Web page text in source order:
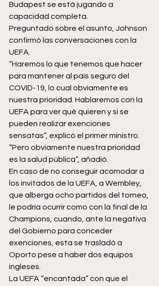
Budapest se está jugando a
capacidad completa.
Preguntado sobre el asunto, Johnson
confirmó las conversaciones con la
UEFA.
“Haremos lo que tenemos que hacer
para mantener al país seguro del
COVID-19, lo cual obviamente es
nuestra prioridad. Hablaremos con la
UEFA para ver qué quieren y si se
pueden realizar exenciones
sensatas”, explicó el primer ministro.
“Pero obviamente nuestra prioridad
es la salud pública”, añadió.
En caso de no conseguir acomodar a
los invitados de la UEFA, a Wembley,
que alberga ocho partidos del torneo,
le podría ocurrir como con la final de la
Champions, cuando, ante la negativa
del Gobierno para conceder
exenciones, esta se trasladó a
Oporto pese a haber dos equipos
ingleses.
La UEFA “encantada” con que el